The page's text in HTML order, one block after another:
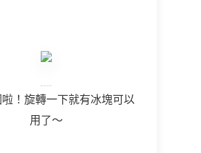
！旋轉一下就有冰塊可以
用了～